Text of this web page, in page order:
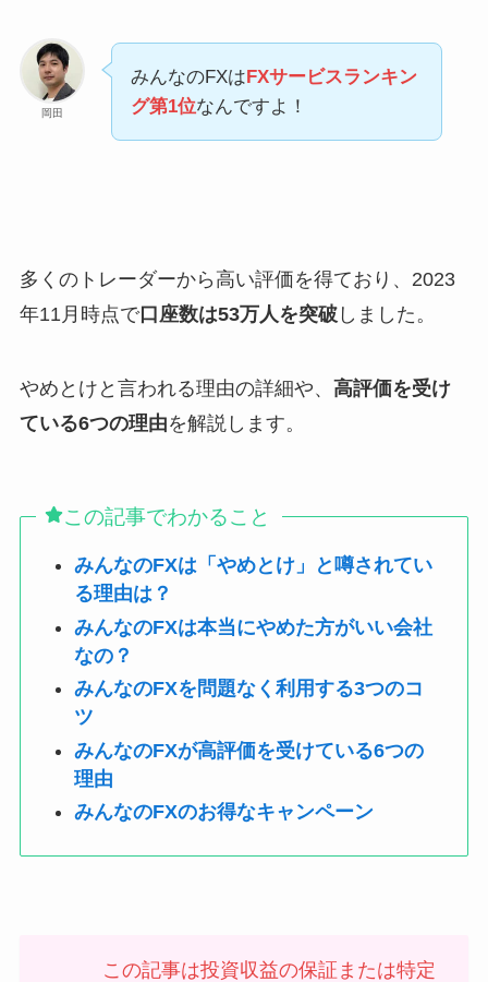
岡田
みんなのFXはFXサービスランキン
グ第1位なんですよ！
多くのトレーダーから高い評価を得ており、2023
年11月時点で口座数は53万人を突破しました。
やめとけと言われる理由の詳細や、 高評価を受け
ている6つの理由を解説します。
この記事でわかること
みんなのFXは「やめとけ」と噂されてい
る理由は？
みんなのFXは本当にやめた方がいい会社
なの？
みんなのFXを問題なく利用する3つのコ
ツ
みんなのFXが高評価を受けている6つの
理由
みんなのFXのお得なキャンペーン
この記事は投資収益の保証または特定